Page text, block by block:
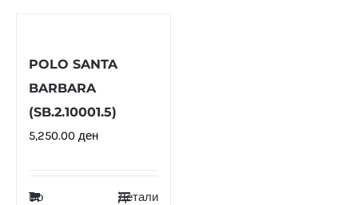
POLO SANTA
BARBARA
(SB.2.10001.5)
5,250.00 ден
Во
Детали